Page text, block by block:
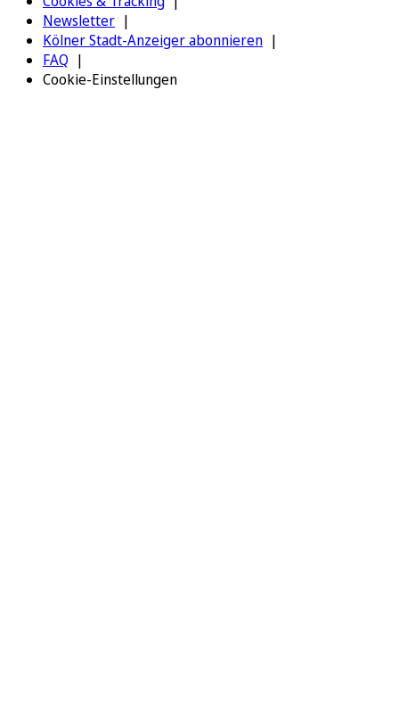
Newsletter
Kölner Stadt-Anzeiger abonnieren
FAQ
Cookie-Einstellungen